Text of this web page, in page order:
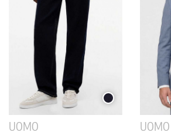
SCURO
UOMO
UOMO